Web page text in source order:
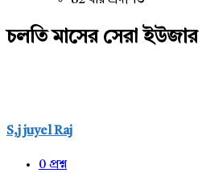
চলতি মাসের সেরা ইউজার
S,j juyel Raj
0 প্রশ্ন